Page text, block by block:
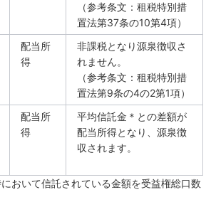
（参考条文：租税特別措
置法第37条の10第4項）
配当所
得
非課税となり源泉徴収さ
れません。
（参考条文：租税特別措
置法第9条の4の2第1項）
配当所
得
平均信託金＊との差額が
配当所得となり、源泉徴
収されます。
において信託されている金額を受益権総口数